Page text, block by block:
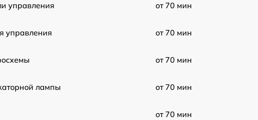
управления от 70 мин
управления от 70 мин
от 70 мин
лампы от 70 мин
от 70 мин